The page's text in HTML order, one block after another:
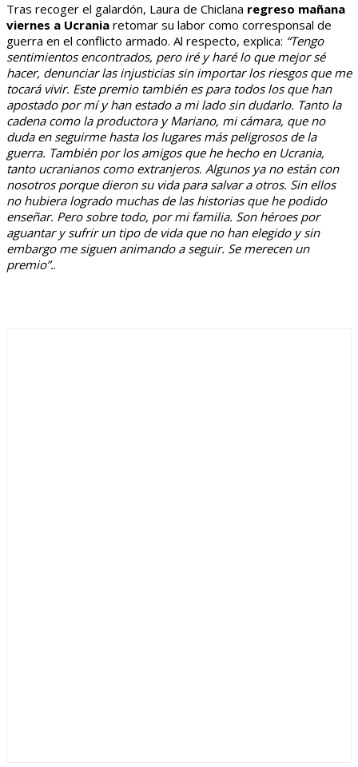
Tras recoger el galardón, Laura de Chiclana regreso mañana
viernes a Ucrania retomar su labor como corresponsal de
guerra en el conflicto armado. Al respecto, explica: “Tengo
sentimientos encontrados, pero iré y haré lo que mejor sé
hacer, denunciar las injusticias sin importar los riesgos que me
tocará vivir. Este premio también es para todos los que han
apostado por mí y han estado a mi lado sin dudarlo. Tanto la
cadena como la productora y Mariano, mi cámara, que no
duda en seguirme hasta los lugares más peligrosos de la
guerra. También por los amigos que he hecho en Ucrania,
tanto ucranianos como extranjeros. Algunos ya no están con
nosotros porque dieron su vida para salvar a otros. Sin ellos
no hubiera logrado muchas de las historias que he podido
enseñar. Pero sobre todo, por mi familia. Son héroes por
aguantar y sufrir un tipo de vida que no han elegido y sin
embargo me siguen animando a seguir. Se merecen un
premio”..